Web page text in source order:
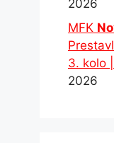
2026
MFK
3. kolo
2026